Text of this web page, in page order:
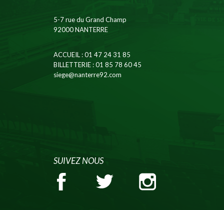
5-7 rue du Grand Champ
92000 NANTERRE
ACCUEIL: 01 47 24 31 85
BILLETTERIE: 01 85 78 60 45
siege@nanterre92.com
SUIVEZ NOUS